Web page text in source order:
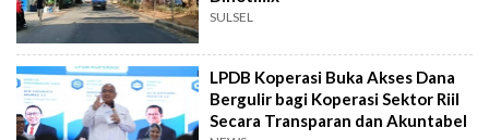
SULSEL
LPDB Koperasi Buka Akses Dana
Bergulir bagi Koperasi Sektor Riil
Secara Transparan dan Akuntabel